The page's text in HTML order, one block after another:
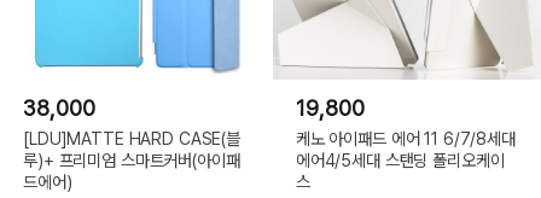
38,000
[LDU]MATTE HARD CASE(블
루)+ 프리미엄 스마트커버(아이패
드에어)
19,800
케노 아이패드 에어 11 6/7/8세대
에어4/5세대 스탠딩 폴리오케이
스